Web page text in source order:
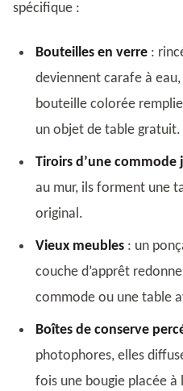
spécifique :
Bouteilles en verre :
deviennent carafe à
bouteille colorée
un objet de table gratuit.
Tiroirs d’une commode
au mur, ils forment une
original.
Vieux meubles : un
couche d’apprêt
commode ou une table
Boîtes de conserve
photophores, elles
fois une bougie placée à